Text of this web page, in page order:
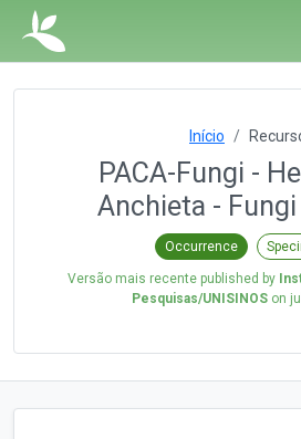
Início
PACA-Fungi -
Anchieta -
Occurrence
Versão mais recente published by
Pesquisas/UNISINOS on